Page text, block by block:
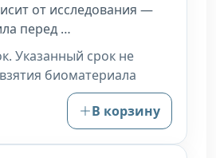
от исследования —
перед …
Указанный срок не
биоматериала
В корзину